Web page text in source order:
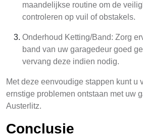
maandelijkse routine om de
controleren op vuil of obstakels.
Onderhoud Ketting/Band: Zorg
band van uw garagedeur goed
vervang deze indien nodig.
Met deze eenvoudige stappen kunt u
ernstige problemen ontstaan met uw
Austerlitz.
Conclusie